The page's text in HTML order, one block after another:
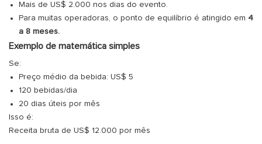
Mais de US$ 2.000 nos dias do evento.
Para muitas operadoras, o ponto de equilíbrio é atingido em 4
a 8 meses.
Exemplo de matemática simples
Se:
Preço médio da bebida: US$ 5
120 bebidas/dia
20 dias úteis por mês
Isso é:
Receita bruta de US$ 12.000 por mês